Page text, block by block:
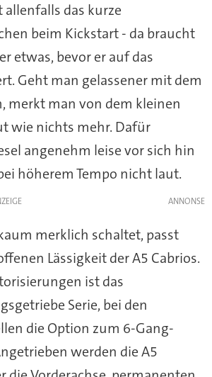
allenfalls das kurze
beim Kickstart - da braucht
etwas, bevor er auf das
Geht man gelassener mit dem
merkt man von dem kleinen
wie nichts mehr. Dafür
angenehm leise vor sich hin
höherem Tempo nicht laut.
merklich schaltet, passt
Lässigkeit der A5 Cabrios.
ist das
Serie, bei den
die Option zum 6-Gang-
werden die A5